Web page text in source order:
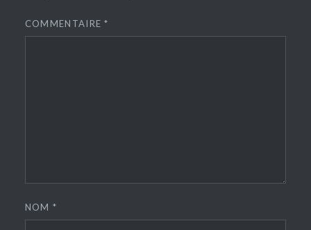
COMMENTAIRE*
NOM*